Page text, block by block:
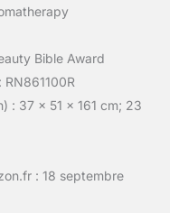
Bible Award
: 37 x 51 x 161 cm; 23
: 18 septembre